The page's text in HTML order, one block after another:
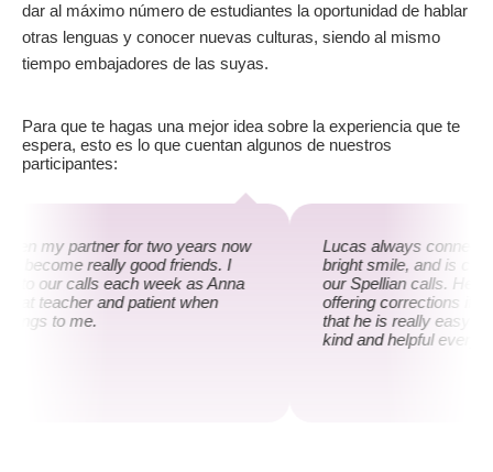
dar al máximo número de estudiantes la oportunidad de hablar
otras lenguas y conocer nuevas culturas, siendo al mismo
tiempo embajadores de las suyas.
Para que te hagas una mejor idea sobre la experiencia que te
espera, esto es lo que cuentan algunos de nuestros
participantes:
my partner for two years now
become really good friends. I
to our calls each week as Anna
teacher and patient when
to me.
Lucas always
bright smile, and is
our Spellian calls. He
offering corrections if
that he is really easy to
kind and helpful every